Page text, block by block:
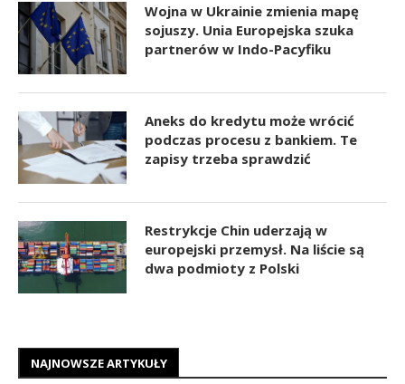
Wojna w Ukrainie zmienia mapę
sojuszy. Unia Europejska szuka
partnerów w Indo-Pacyfiku
Aneks do kredytu może wrócić
podczas procesu z bankiem. Te
zapisy trzeba sprawdzić
Restrykcje Chin uderzają w
europejski przemysł. Na liście są
dwa podmioty z Polski
NAJNOWSZE ARTYKUŁY